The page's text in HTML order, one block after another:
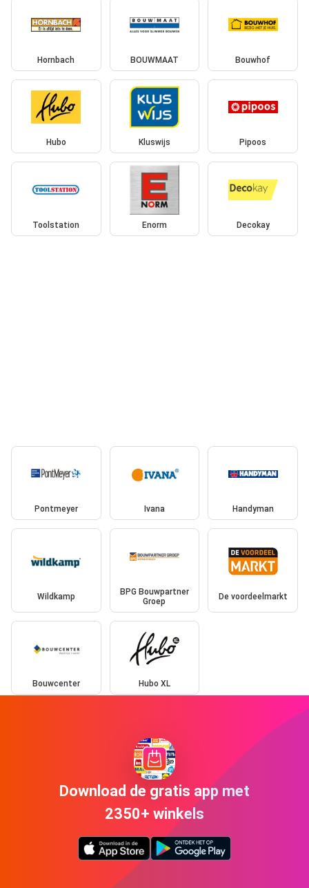
Hornbach BOUWMAAT Bouwhof
Hubo Kluswijs Pipoos
Toolstation Enorm Decokay
Pontmeyer Ivana Handyman
Wildkamp
BPG Bouwpartner
Groep
De voordeelmarkt
Bouwcenter Hubo XL
Download de gratis app met
2350+ winkels